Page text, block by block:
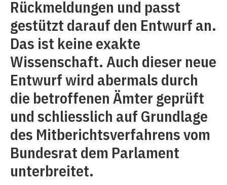
Rückmeldungen und passt
gestützt darauf den Entwurf an.
Das ist keine exakte
Wissenschaft. Auch dieser neue
Entwurf wird abermals durch
die betroffenen Ämter geprüft
und schliesslich auf Grundlage
des Mitberichtsverfahrens vom
Bundesrat dem Parlament
unterbreitet.